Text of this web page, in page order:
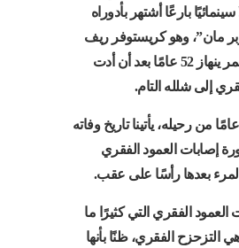
سينمائيًا بارعًا أشتهر بأدوراه
مان”، وهو كريستوفر ريف
الذي فارقنا عن عمر ينهاز 52 عامًا بعد أن أدت
إلى شلله التام.
إلى الآن، وبعد 19 عامًا من رحيله، يأتينا تاريخ وفاته
إصابات العمود الفقري
بعدها رأسًا على عقب.
الفقري التي كثيرًا ما
التزحزح الفقري، ظنًا بأنها